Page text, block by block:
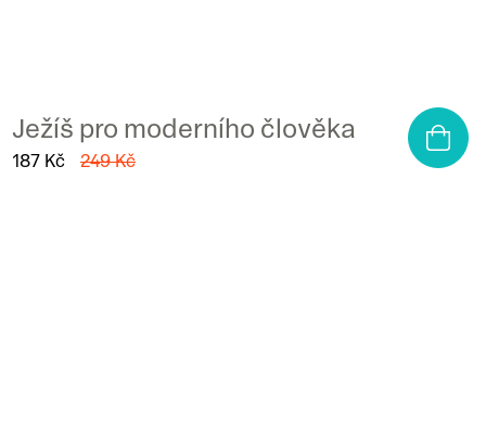
Ježíš pro moderního člověka
187 Kč 249 Kč